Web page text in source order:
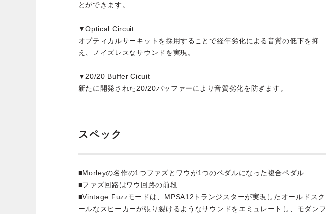
とができます。
▼Optical Circuit
オプティカルサーキットを採用することで経年劣化による音質の低下を抑
え、ノイズレスなサウンドを実現。
▼20/20 Buffer Cicuit
新たに開発された20/20バッファーにより音質劣化を防ぎます。
スペック
■Morleyの名作の1つファズとワウが1つのペダルになった複合ペダル
■ファズ回路はワウ回路の前段
■Vintage Fuzzモードは、MPSA12トランジスターが実現したオールドスク
ールなスピーカーが張り裂けるようなサウンドをエミュレートし、モダンフ